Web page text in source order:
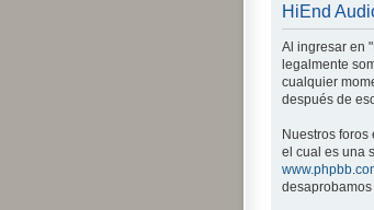
HiEnd
Al ingresar en
legalmente
cualquier
después de
Nuestros foros
el cual es una